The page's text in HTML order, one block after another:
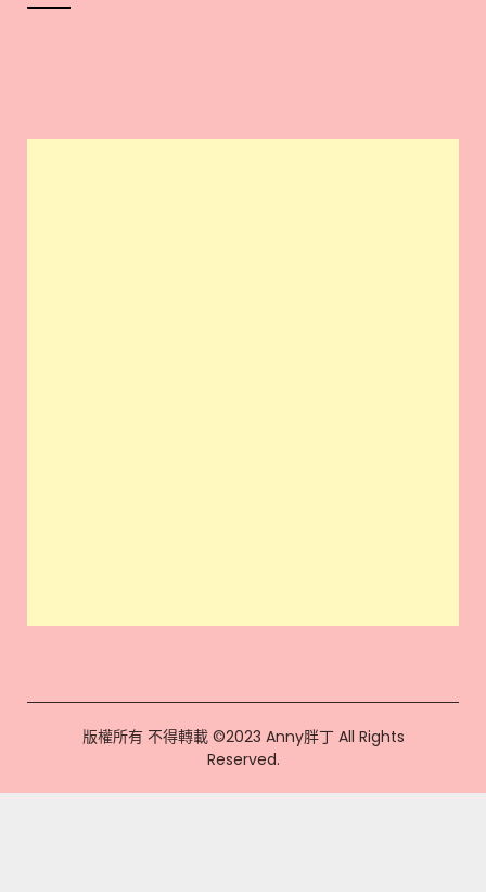
版權所有 不得轉載 ©2023 Anny胖丁 All Rights
Reserved.